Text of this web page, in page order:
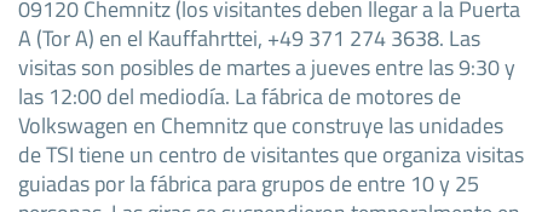
09120 Chemnitz (los visitantes deben llegar a la Puerta
A (Tor A) en el Kauffahrttei, +49 371 274 3638. Las
visitas son posibles de martes a jueves entre las 9:30 y
las 12:00 del mediodía. La fábrica de motores de
Volkswagen en Chemnitz que construye las unidades
de TSI tiene un centro de visitantes que organiza visitas
guiadas por la fábrica para grupos de entre 10 y 25